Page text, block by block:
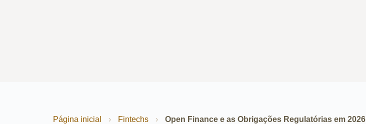
Página inicial › Fintechs › Open Finance e as Obrigações Regulatórias em 2026